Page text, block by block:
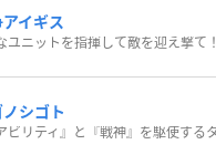
イギス
ユニットを指揮して敵を迎え撃て！
シゴト